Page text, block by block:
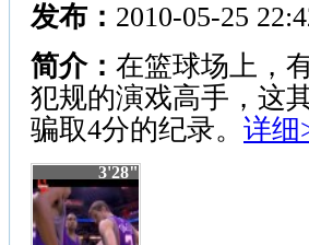
发布： 2010-05-25
简介： 在篮球场上，
犯规的演戏高手，这
骗取4分的纪录。 详细
3'28"